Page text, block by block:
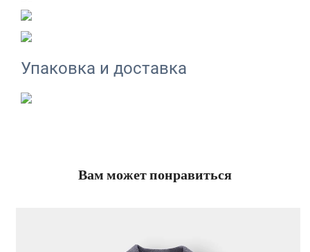
Упаковка и доставка
Вам может понравиться